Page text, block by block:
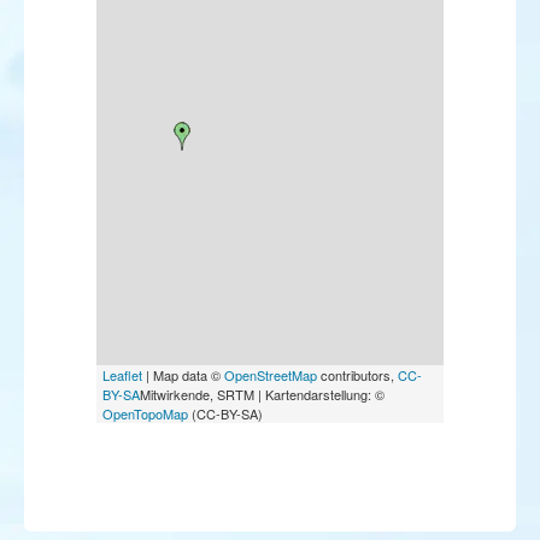
Leaflet | Map data ©OpenStreetMapcontributors, CC-
BY-SAMitwirkende, SRTM | Kartendarstellung: ©
OpenTopoMap (CC-BY-SA)